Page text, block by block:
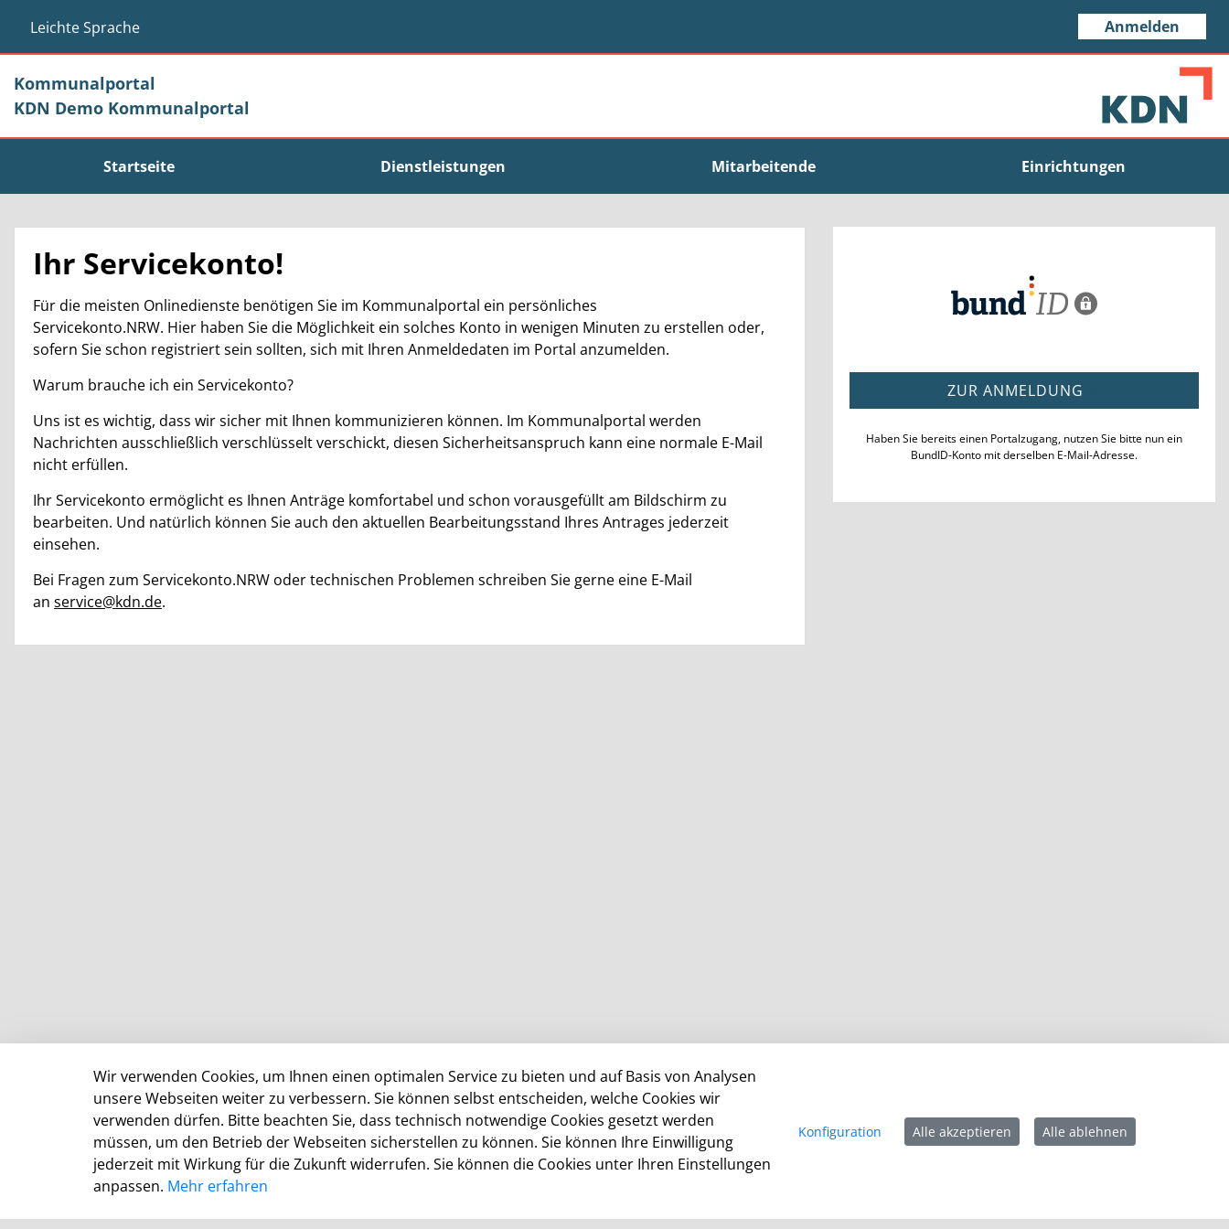
Zum Hauptinhalt springen
Leichte Sprache
Anmelden
Kommunalportal
KDN Demo Kommunalportal
Startseite Dienstleistungen Mitarbeitende Einrichtungen
Ihr Servicekonto!
Für die meisten Onlinedienste benötigen Sie im Kommunalportal ein persönliches
Servicekonto.NRW. Hier haben Sie die Möglichkeit ein solches Konto in wenigen Minuten zu erstellen oder,
sofern Sie schon registriert sein sollten, sich mit Ihren Anmeldedaten im Portal anzumelden.
Warum brauche ich ein Servicekonto?
Uns ist es wichtig, dass wir sicher mit Ihnen kommunizieren können. Im Kommunalportal werden
Nachrichten ausschließlich verschlüsselt verschickt, diesen Sicherheitsanspruch kann eine normale E-Mail
nicht erfüllen.
Ihr Servicekonto ermöglicht es Ihnen Anträge komfortabel und schon vorausgefüllt am Bildschirm zu
bearbeiten. Und natürlich können Sie auch den aktuellen Bearbeitungsstand Ihres Antrages jederzeit
einsehen.
Bei Fragen zum Servicekonto.NRW oder technischen Problemen schreiben Sie gerne eine E-Mail
an service@kdn.de.
ZUR ANMELDUNG
Haben Sie bereits einen Portalzugang, nutzen Sie bitte nun ein
BundID-Konto mit derselben E-Mail-Adresse.
KDN Demo Kommunalportal
KDN – Dachverband kommunaler IT-Dienstleister
Allgemeine Öffnungszeiten Stadthaus KDN-
Testkommune
Impressum
Wir verwenden Cookies, um Ihnen einen optimalen Service zu bieten und auf Basis von Analysen
unsere Webseiten weiter zu verbessern. Sie können selbst entscheiden, welche Cookies wir
verwenden dürfen. Bitte beachten Sie, dass technisch notwendige Cookies gesetzt werden
müssen, um den Betrieb der Webseiten sicherstellen zu können. Sie können Ihre Einwilligung
jederzeit mit Wirkung für die Zukunft widerrufen. Sie können die Cookies unter Ihren Einstellungen
anpassen. Mehr erfahren
Konfiguration Alle akzeptieren Alle ablehnen